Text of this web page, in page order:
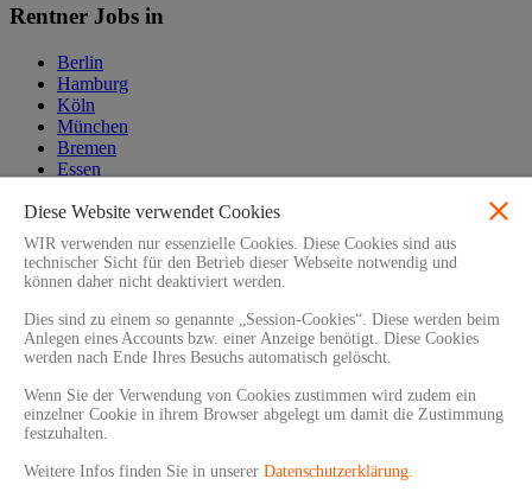
Rentner Jobs in
Berlin
Hamburg
Köln
München
Bremen
Essen
Düsseldorf
Stuttgart
Rentner Job
Fahrer
Lagerist
Nachhilfelehrer
Paketzusteller
Reinigungskraft
Diese Website verwendet Cookies
WIR verwenden nur essenzielle Cookies. Diese Cookies sind aus
technischer Sicht für den Betrieb dieser Webseite notwendig und
können daher nicht deaktiviert werden.
Dies sind zu einem so genannte „Session-Cookies“. Diese werden beim
Anlegen eines Accounts bzw. einer Anzeige benötigt. Diese Cookies
werden nach Ende Ihres Besuchs automatisch gelöscht.
Wenn Sie der Verwendung von Cookies zustimmen wird zudem ein
einzelner Cookie in ihrem Browser abgelegt um damit die Zustimmung
festzuhalten.
Weitere Infos finden Sie in unserer Datenschutzerklärung.